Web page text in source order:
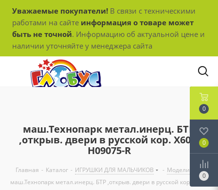
Уважаемые покупатели! В связи с техническими
работами на сайте информация о товаре может
быть не точной. Информацию об актуальной цене и
наличии уточняйте у менеджера сайта
маш.Технопарк метал.инерц. БТР
,открыв. двери в русской кор. Х600-
Н09075-R
Главная - Каталог - ИГРУШКИ ДЛЯ МАЛЬЧИКОВ - Модели
-
маш.Технопарк метал.инерц. БТР ,открыв. двери в русской кор. Х600-
0
0
0